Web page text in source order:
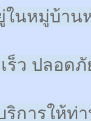
ในหมู่บ้า
ร็ว ปลอด
การให้ท่